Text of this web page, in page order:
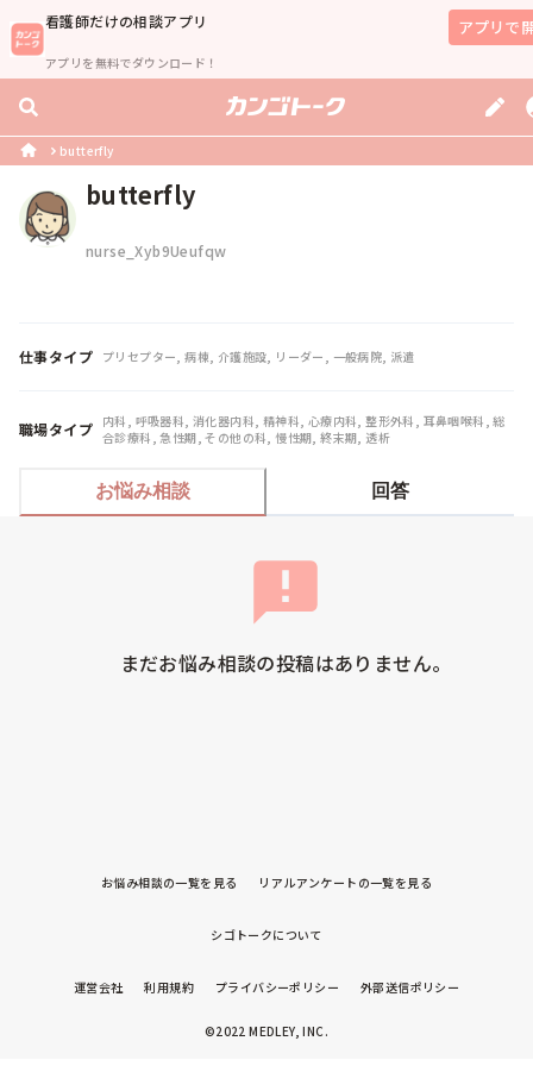
看護師だけの相談アプリ
アプリを無料でダウンロード！
アプリで
butterfly
butterfly
nurse_Xyb9Ueufqw
仕事タイプ プリセプター, 病棟, 介護施設, リーダー, 一般病院, 派遣
職場タイプ 内科, 呼吸器科, 消化器内科, 精神科, 心療内科, 整形外科, 耳鼻咽喉科, 総
合診療科, 急性期, その他の科, 慢性期, 終末期, 透析
お悩み相談 回答
まだお悩み相談の投稿はありません。
お悩み相談の一覧を見る リアルアンケートの一覧を見る
シゴトークについて
運営会社 利用規約 プライバシーポリシー 外部送信ポリシー
©2022 MEDLEY, INC.